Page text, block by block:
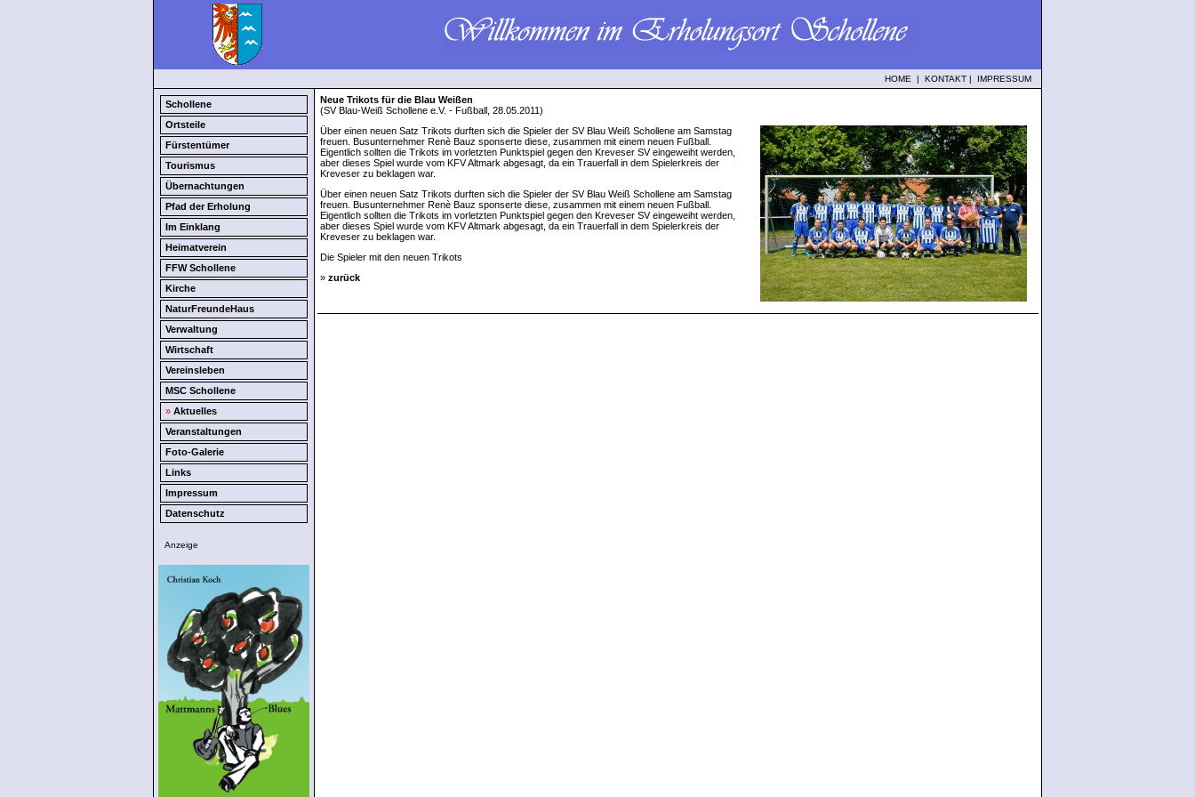
HOME | KONTAKT | IMPRESSUM
Schollene
Ortsteile
Fürstentümer
Tourismus
Übernachtungen
Pfad der Erholung
Im Einklang
Heimatverein
FFW Schollene
Kirche
NaturFreundeHaus
Verwaltung
Wirtschaft
Vereinsleben
MSC Schollene
» Aktuelles
Veranstaltungen
Foto-Galerie
Links
Impressum
Datenschutz
Anzeige
Neue Trikots für die Blau Weißen
(SV Blau-Weiß Schollene e.V. - Fußball, 28.05.2011)
Über einen neuen Satz Trikots durften sich die Spieler der SV Blau Weiß Schollene am Samstag
freuen. Busunternehmer Renè Bauz sponserte diese, zusammen mit einem neuen Fußball.
Eigentlich sollten die Trikots im vorletzten Punktspiel gegen den Kreveser SV eingeweiht werden,
aber dieses Spiel wurde vom KFV Altmark abgesagt, da ein Trauerfall in dem Spielerkreis der
Kreveser zu beklagen war.
Über einen neuen Satz Trikots durften sich die Spieler der SV Blau Weiß Schollene am Samstag
freuen. Busunternehmer Renè Bauz sponserte diese, zusammen mit einem neuen Fußball.
Eigentlich sollten die Trikots im vorletzten Punktspiel gegen den Kreveser SV eingeweiht werden,
aber dieses Spiel wurde vom KFV Altmark abgesagt, da ein Trauerfall in dem Spielerkreis der
Kreveser zu beklagen war.
Die Spieler mit den neuen Trikots
» zurück